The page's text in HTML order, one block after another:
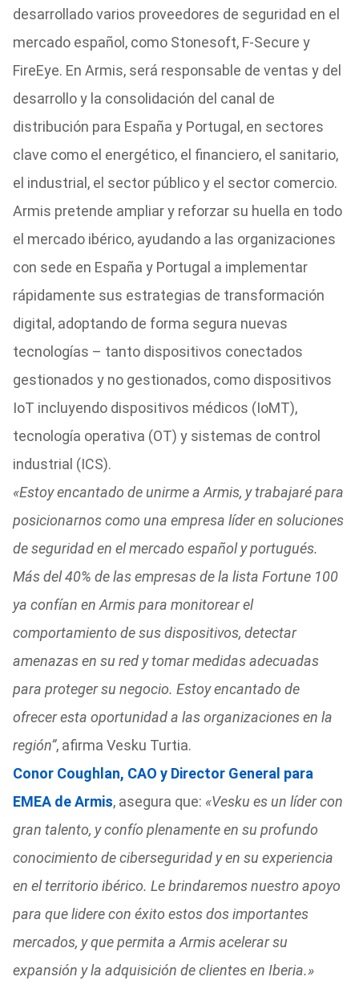
desarrollado varios proveedores de seguridad en el
mercado español, como Stonesoft, F-Secure y
FireEye. En Armis, será responsable de ventas y del
desarrollo y la consolidación del canal de
distribución para España y Portugal, en sectores
clave como el energético, el financiero, el sanitario,
el industrial, el sector público y el sector comercio.
Armis pretende ampliar y reforzar su huella en todo
el mercado ibérico, ayudando a las organizaciones
con sede en España y Portugal a implementar
rápidamente sus estrategias de transformación
digital, adoptando de forma segura nuevas
tecnologías – tanto dispositivos conectados
gestionados y no gestionados, como dispositivos
IoT incluyendo dispositivos médicos (IoMT),
tecnología operativa (OT) y sistemas de control
industrial (ICS).
«Estoy encantado de unirme a Armis, y trabajaré para
posicionarnos como una empresa líder en soluciones
de seguridad en el mercado español y portugués.
Más del 40% de las empresas de la lista Fortune 100
ya confían en Armis para monitorear el
comportamiento de sus dispositivos, detectar
amenazas en su red y tomar medidas adecuadas
para proteger su negocio. Estoy encantado de
ofrecer esta oportunidad a las organizaciones en la
región”, afirma Vesku Turtia.
Conor Coughlan, CAO y Director General para
EMEA de Armis, asegura que: «Vesku es un líder con
gran talento, y confío plenamente en su profundo
conocimiento de ciberseguridad y en su experiencia
en el territorio ibérico. Le brindaremos nuestro apoyo
para que lidere con éxito estos dos importantes
mercados, y que permita a Armis acelerar su
expansión y la adquisición de clientes en Iberia.»